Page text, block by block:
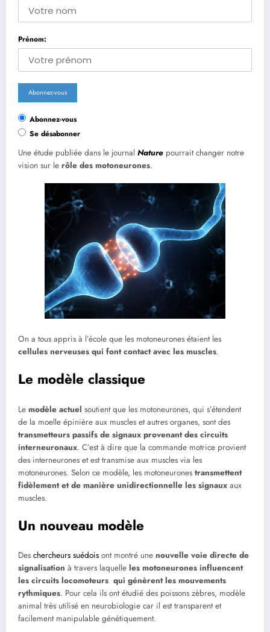
Prénom:
Abonnez-vous
Se désabonner
Une étude publiée dans le journal Nature pourrait changer notre
vision sur le rôle des motoneurones.
On a tous appris à l’école que les motoneurones étaient les
cellules nerveuses qui font contact avec les muscles.
Le modèle classique
Le modèle actuel soutient que les motoneurones, qui s’étendent
de la moelle épinière aux muscles et autres organes, sont des
transmetteurs passifs de signaux provenant des circuits
interneuronaux. C’est à dire que la commande motrice provient
des interneurones et est transmise aux muscles via les
motoneurones. Selon ce modèle, les motoneurones transmettent
fidèlement et de manière unidirectionnelle les signaux aux
muscles.
Un nouveau modèle
Des chercheurs suédois ont montré une nouvelle voie directe de
signalisation à travers laquelle les motoneurones influencent
les circuits locomoteurs qui génèrent les mouvements
rythmiques. Pour cela ils ont étudié des poissons zèbres, modèle
animal très utilisé en neurobiologie car il est transparent et
facilement manipulable génétiquement.